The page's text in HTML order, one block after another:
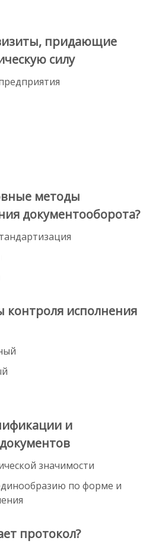
придающие
силу
методы
документооборота?
контроля исполнения
и
значимости
по форме и
протокол?